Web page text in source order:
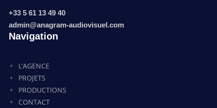
+33 5 61 13 49 40
admin@anagram-audiovisuel.com
Navigation
L’AGENCE
PROJETS
PRODUCTIONS
CONTACT